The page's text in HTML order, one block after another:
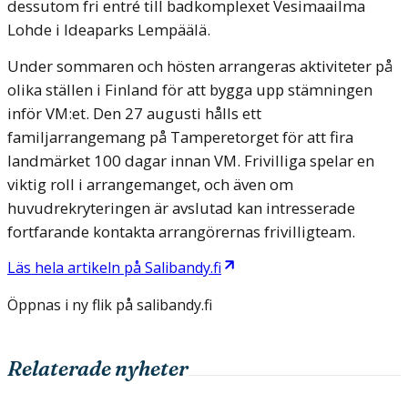
dessutom fri entré till badkomplexet Vesimaailma
Lohde i Ideaparks Lempäälä.
Under sommaren och hösten arrangeras aktiviteter på
olika ställen i Finland för att bygga upp stämningen
inför VM:et. Den 27 augusti hålls ett
familjarrangemang på Tamperetorget för att fira
landmärket 100 dagar innan VM. Frivilliga spelar en
viktig roll i arrangemanget, och även om
huvudrekryteringen är avslutad kan intresserade
fortfarande kontakta arrangörernas frivilligteam.
Läs hela artikeln på Salibandy.fi
Öppnas i ny flik på salibandy.fi
Relaterade nyheter